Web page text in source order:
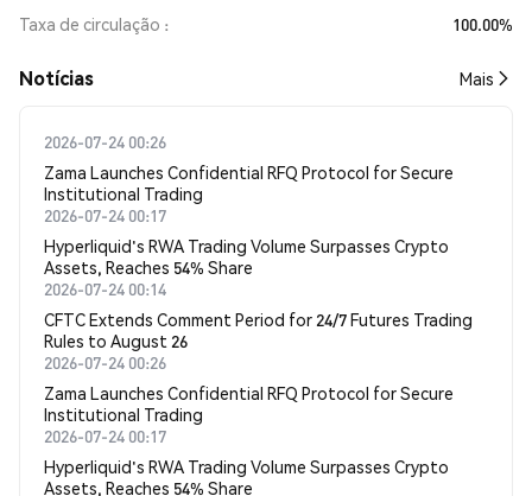
Taxa de circulação
100.00%
​​Notícias​​ Mais
2026-07-24 00:26
Zama Launches Confidential RFQ Protocol for Secure
Institutional Trading
2026-07-24 00:17
Hyperliquid's RWA Trading Volume Surpasses Crypto
Assets, Reaches 54% Share
2026-07-24 00:14
CFTC Extends Comment Period for 24/7 Futures Trading
Rules to August 26
2026-07-24 00:26
Zama Launches Confidential RFQ Protocol for Secure
Institutional Trading
2026-07-24 00:17
Hyperliquid's RWA Trading Volume Surpasses Crypto
Assets, Reaches 54% Share